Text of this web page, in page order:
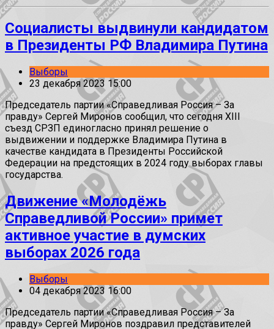
Социалисты выдвинули кандидатом
в Президенты РФ Владимира Путина
Выборы
23 декабря 2023 15:00
Председатель партии «Справедливая Россия – За
правду» Сергей Миронов сообщил, что сегодня XIII
съезд СРЗП единогласно принял решение о
выдвижении и поддержке Владимира Путина в
качестве кандидата в Президенты Российской
Федерации на предстоящих в 2024 году выборах главы
государства.
Движение «Молодёжь
Справедливой России» примет
активное участие в думских
выборах 2026 года
Выборы
04 декабря 2023 16:00
Председатель партии «Справедливая Россия – За
правду» Сергей Миронов поздравил представителей